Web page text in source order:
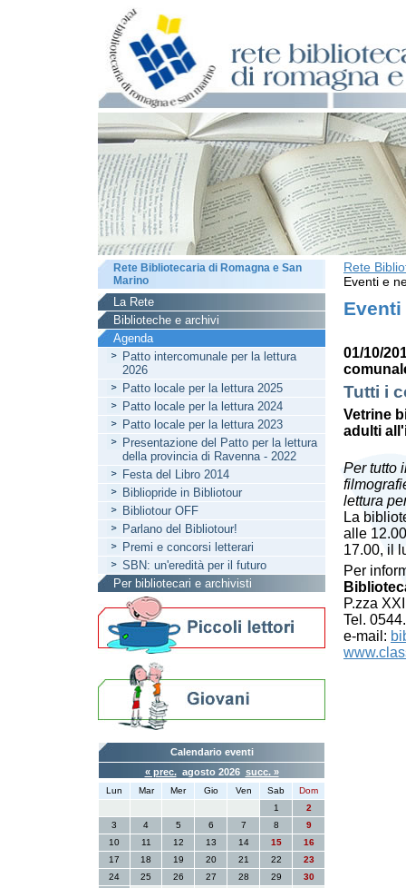
Rete
Eventi e
Eventi
01/10/
Tutti i
Vetrine
adulti
Per tutto
lettura
La
alle
17.00, il
Per
P.zza
Tel.
e-mail:
Rete Bibliotecaria di Romagna e San
Marino
La Rete
Biblioteche e archivi
Agenda
Patto intercomunale per la lettura
2026
Patto locale per la lettura 2025
Patto locale per la lettura 2024
Patto locale per la lettura 2023
Presentazione del Patto per la lettura
della provincia di Ravenna - 2022
Festa del Libro 2014
Bibliopride in Bibliotour
Bibliotour OFF
Parlano del Bibliotour!
Premi e concorsi letterari
SBN: un'eredità per il futuro
Per bibliotecari e archivisti
Calendario eventi
« prec.agosto 2026 succ. »
Lun Mar Mer Gio Ven Sab
Dom
1
2
3
4 5 6 7 8
9
10
11 12 13 14 15
16
17
18 19 20 21 22
23
24
25 26 27 28 29
30